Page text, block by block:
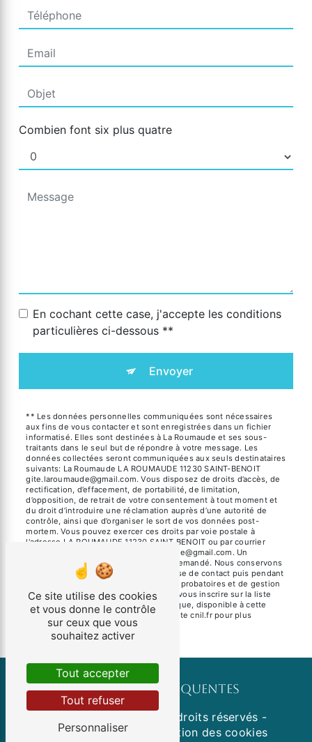
Combien font six plus quatre
En cochant cette case, j'accepte les conditions
particulières ci-dessous **
Envoyer
** Les données personnelles communiquées sont nécessaires
aux fins de vous contacter et sont enregistrées dans un fichier
informatisé. Elles sont destinées à La Roumaude et ses sous-
traitants dans le seul but de répondre à votre message. Les
données collectées seront communiquées aux seuls destinataires
suivants: La Roumaude LA ROUMAUDE 11230 SAINT-BENOIT
gite.laroumaude@gmail.com. Vous disposez de droits d’accès, de
rectification, d’effacement, de portabilité, de limitation,
d’opposition, de retrait de votre consentement à tout moment et
du droit d’introduire une réclamation auprès d’une autorité de
contrôle, ainsi que d’organiser le sort de vos données post-
mortem. Vous pouvez exercer ces droits par voie postale à
l'adresse LA ROUMAUDE 11230 SAINT-BENOIT ou par courrier
électronique à l'adresse gite.laroumaude@gmail.com. Un
justificatif d'identité pourra vous être demandé. Nous conservons
vos données pendant la période de prise de contact puis pendant
la durée de prescription légale aux fins probatoires et de gestion
des contentieux. Vous avez le droit de vous inscrire sur la liste
d'opposition au démarchage téléphonique, disponible à cette
adresse:
Bloctel.gouv.fr. Consultez le site cnil.fr pour plus
d’informations sur vos droits.
Recherches fréquentes
- 2026 - Tous droits réservés -
Mentions légales
Gestion des cookies
Ce site utilise des cookies
et vous donne le contrôle
sur ceux que vous
souhaitez activer
Tout accepter
Tout refuser
Personnaliser